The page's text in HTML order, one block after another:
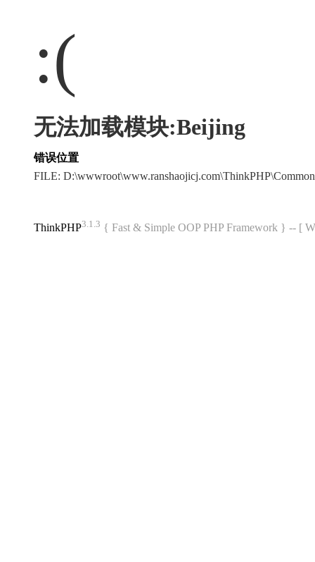
:(
无法加载模块:Beijing
错误位置
FILE:
ThinkPHP3.1.3 { Fast & Simple OOP PHP Framework } -- [